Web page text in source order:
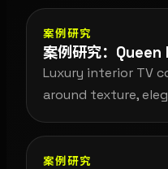
案例研究
案例研究：
Luxury interior TV
around texture,
案例研究